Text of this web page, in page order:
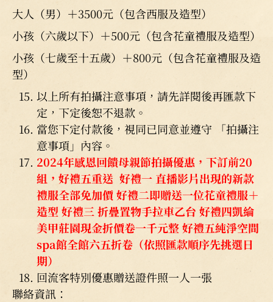
大人（男）＋3500元（包含西服及造型）
小孩（六歲以下）＋500元（包含花童禮服及造型）
小孩（七歲至十五歲）＋800元（包含花童禮服及造
型）
以上所有拍攝注意事項，請先詳閱後再匯款下
定，下定後恕不退款。
當您下定付款後，視同已同意並遵守 「拍攝注
意事項」內容。
2024年感恩回饋母親節拍攝優惠，下訂前20
組，好禮五重送 好禮一 直播影片出現的新款
禮服全部免加價好禮二即贈送一位花童禮服＋
造型 好禮三 折疊置物手拉車乙台 好禮四凱綸
美甲莊園現金折價卷一千元整 好禮五純淨空間
spa館全館六五折卷 （依照匯款順序先挑選日
期）
回流客特別優惠贈送證件照一人一張
聯絡資訊：